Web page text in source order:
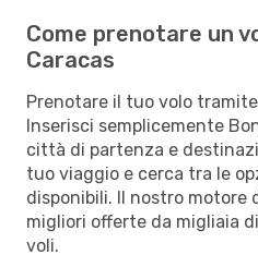
Come prenotare un
Caracas
Prenotare il tuo volo
Inserisci semplicemente
città di partenza e
tuo viaggio e cerca tra le
disponibili. Il nostro motore
migliori offerte da migliaia
voli.